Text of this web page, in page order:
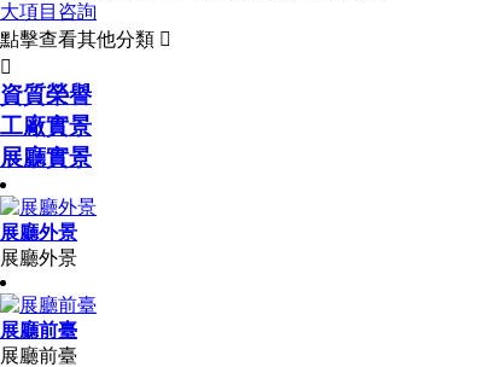
大項目咨詢
點擊查看其他分類 

資質榮譽
工廠實景
展廳實景
展廳外景
展廳外景
展廳前臺
展廳前臺